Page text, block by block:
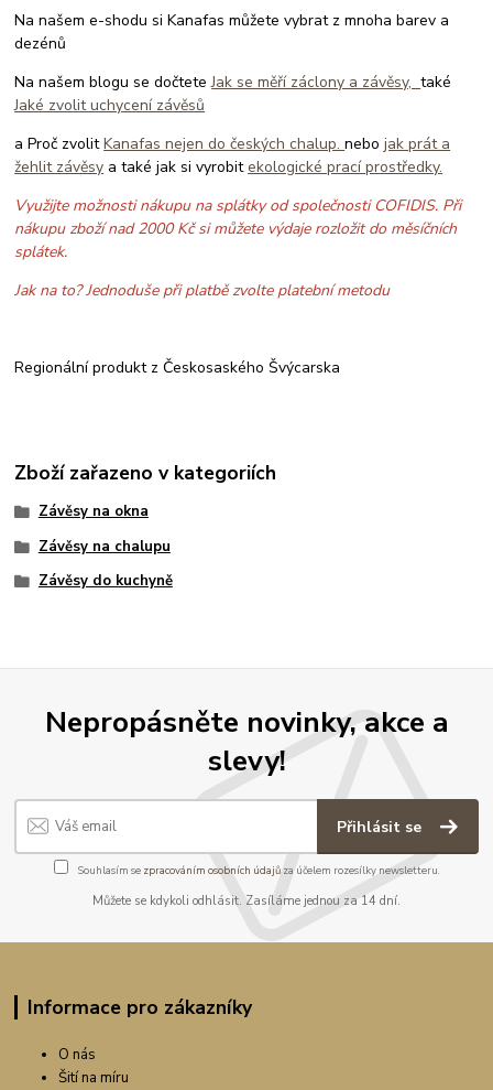
Na našem e-shodu si Kanafas můžete vybrat z mnoha barev a
dezénů
Na našem blogu se dočteteJak se měří záclony a závěsy,také
Jaké zvolit uchycení závěsů
a Proč zvolitKanafas nejen do českých chalup.nebojak prát a
žehlit závěsy a také jak si vyrobitekologické prací prostředky.
Využijte možnosti nákupu na splátky od společnosti COFIDIS. Při
nákupu zboží nad 2000 Kč si můžete výdaje rozložit do měsíčních
splátek.
Jak na to? Jednoduše při platbě zvolte platební metodu
Regionální produkt z Českosaského Švýcarska
Zboží zařazeno v kategoriích
Závěsy na okna
Závěsy na chalupu
Závěsy do kuchyně
Nepropásněte novinky, akce a
slevy!
Přihlásit se
Souhlasím se zpracováním osobních údajůza účelem rozesílky newsletteru.
Můžete se kdykoli odhlásit. Zasíláme jednou za 14 dní.
Informace pro zákazníky
O nás
Šití na míru